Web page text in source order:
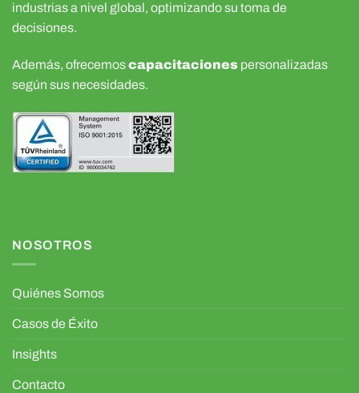
industrias a nivel global, optimizando su toma de
decisiones.
Además, ofrecemoscapacitaciones personalizadas
según sus necesidades.
NOSOTROS
Quiénes Somos
Casos de Éxito
Insights
Contacto